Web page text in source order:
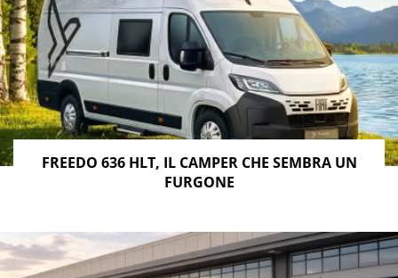
FREEDO 636 HLT, IL CAMPER CHE SEMBRA UN
FURGONE